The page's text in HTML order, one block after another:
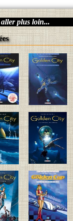
plus loin...